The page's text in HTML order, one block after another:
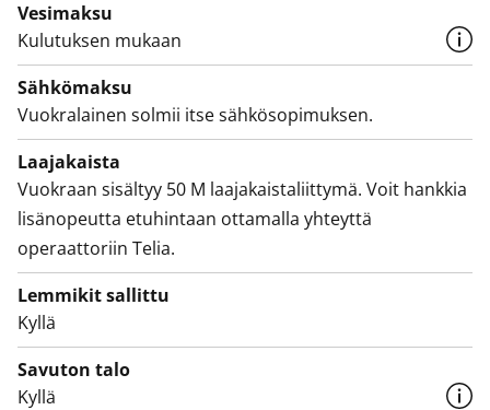
Vesimaksu
Kulutuksen mukaan
Sähkömaksu
Vuokralainen solmii itse sähkösopimuksen.
Laajakaista
Vuokraan sisältyy 50 M laajakaistaliittymä. Voit hankkia
lisänopeutta etuhintaan ottamalla yhteyttä
operaattoriin Telia.
Lemmikit sallittu
Kyllä
Savuton talo
Kyllä